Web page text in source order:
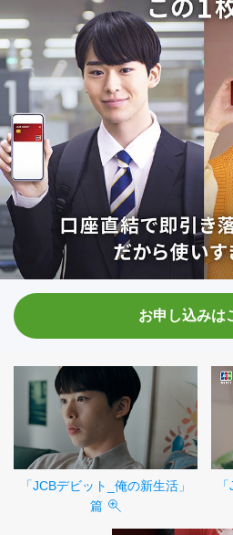
お申し込みは
「JCBデビット_俺の新生活」
篇